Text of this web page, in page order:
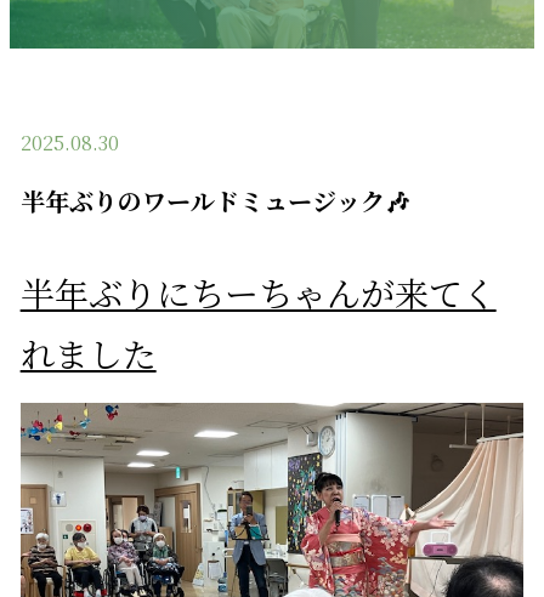
有料老人ホーム リフレア上土
運営会社
2025.08.30
半年ぶりのワールドミュージック🎶
半年ぶりにちーちゃんが来てく
れました